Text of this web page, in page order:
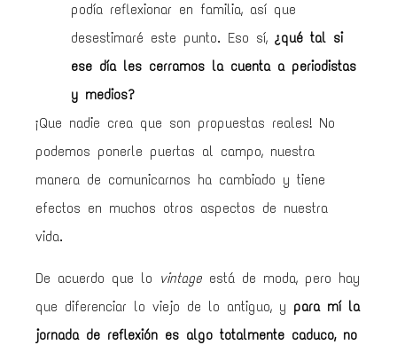
podía reflexionar en familia, así que
desestimaré este punto. Eso sí, ¿qué tal si
ese día les cerramos la cuenta a periodistas
y medios?
¡Que nadie crea que son propuestas reales! No
podemos ponerle puertas al campo, nuestra
manera de comunicarnos ha cambiado y tiene
efectos en muchos otros aspectos de nuestra
vida.
De acuerdo que lo vintage está de moda, pero hay
que diferenciar lo viejo de lo antiguo, y para mí la
jornada de reflexión es algo totalmente caduco, no